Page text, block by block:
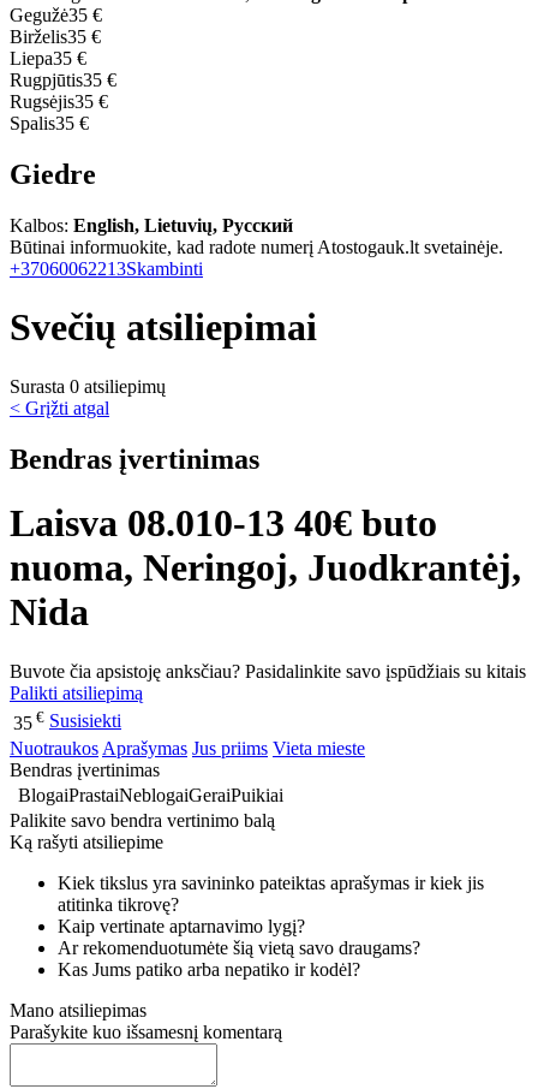
Gegužė35 €
Birželis35 €
Liepa35 €
Rugpjūtis35 €
Rugsėjis35 €
Spalis35 €
Giedre
Kalbos: English, Lietuvių, Русский
Būtinai informuokite, kad radote numerį Atostogauk.lt svetainėje.
+37060062213Skambinti
Svečių atsiliepimai
Surasta 0 atsiliepimų
< Grįžti atgal
Bendras įvertinimas
Laisva 08.010-13 40€ buto
nuoma, Neringoj, Juodkrantėj,
Nida
Buvote čia apsistoję anksčiau? Pasidalinkite savo įspūdžiais su kitais
Palikti atsiliepimą
35 € Susisiekti
Nuotraukos Aprašymas Jus priims Vieta mieste
Bendras įvertinimas
BlogaiPrastaiNeblogaiGeraiPuikiai
Palikite savo bendra vertinimo balą
Ką rašyti atsiliepime
Kiek tikslus yra savininko pateiktas aprašymas ir kiek jis
atitinka tikrovę?
Kaip vertinate aptarnavimo lygį?
Ar rekomenduotumėte šią vietą savo draugams?
Kas Jums patiko arba nepatiko ir kodėl?
Mano atsiliepimas
Parašykite kuo išsamesnį komentarą